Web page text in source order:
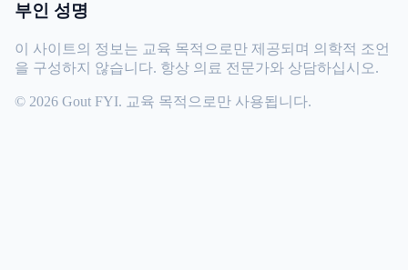
부인 성명
이 사이트의 정보는 교육 목적으로만 제공되며 의학적 조언
을 구성하지 않습니다. 항상 의료 전문가와 상담하십시오.
© 2026 Gout FYI. 교육 목적으로만 사용됩니다.